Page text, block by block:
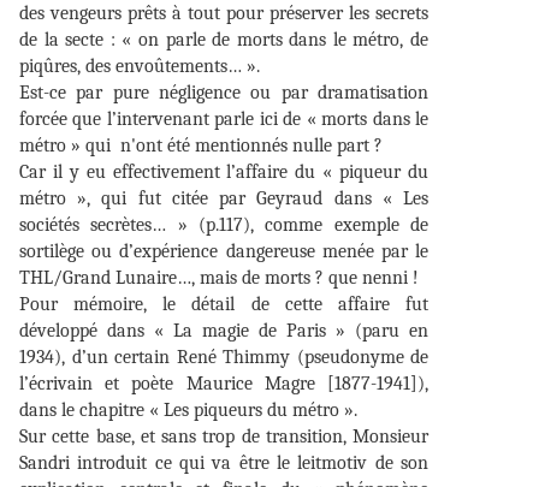
des vengeurs prêts à tout pour préserver les secrets
de la secte : « on parle de morts dans le métro, de
piqûres, des envoûtements… ».
Est-ce par pure négligence ou par dramatisation
forcée que l’intervenant parle ici de « morts dans le
métro » qui n'ont été mentionnés nulle part ?
Car il y eu effectivement l’affaire du « piqueur du
métro », qui fut citée par Geyraud dans « Les
sociétés secrètes… » (p.117), comme exemple de
sortilège ou d’expérience dangereuse menée par le
THL/Grand Lunaire…, mais de morts ? que nenni !
Pour mémoire, le détail de cette affaire fut
développé dans « La magie de Paris » (paru en
1934), d’un certain René Thimmy (pseudonyme de
l’écrivain et poète Maurice Magre [1877-1941]),
dans le chapitre « Les piqueurs du métro ».
Sur cette base, et sans trop de transition, Monsieur
Sandri introduit ce qui va être le leitmotiv de son